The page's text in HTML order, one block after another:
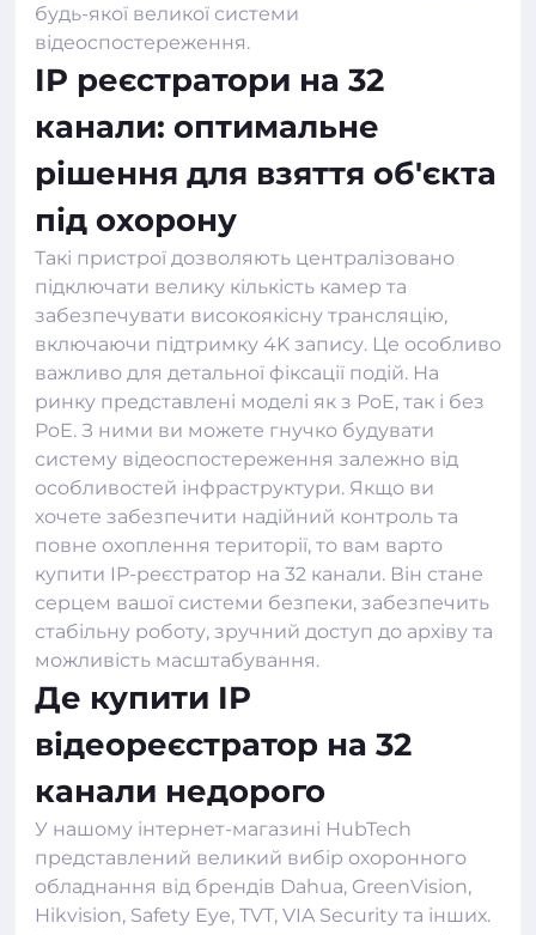
будь-якої великої системи
відеоспостереження.
IP реєстратори на 32
канали: оптимальне
рішення для взяття об'єкта
під охорону
Такі пристрої дозволяють централізовано
підключати велику кількість камер та
забезпечувати високоякісну трансляцію,
включаючи підтримку 4K запису. Це особливо
важливо для детальної фіксації подій. На
ринку представлені моделі як з PoE, так і без
PoE. З ними ви можете гнучко будувати
систему відеоспостереження залежно від
особливостей інфраструктури. Якщо ви
хочете забезпечити надійний контроль та
повне охоплення території, то вам варто
купити IP-реєстратор на 32 канали. Він стане
серцем вашої системи безпеки, забезпечить
стабільну роботу, зручний доступ до архіву та
можливість масштабування.
Де купити IP
відеореєстратор на 32
канали недорого
У нашому інтернет-магазині HubTech
представлений великий вибір охоронного
обладнання від брендів Dahua, GreenVision,
Hikvision, Safety Eye, TVT, VIA Security та інших.